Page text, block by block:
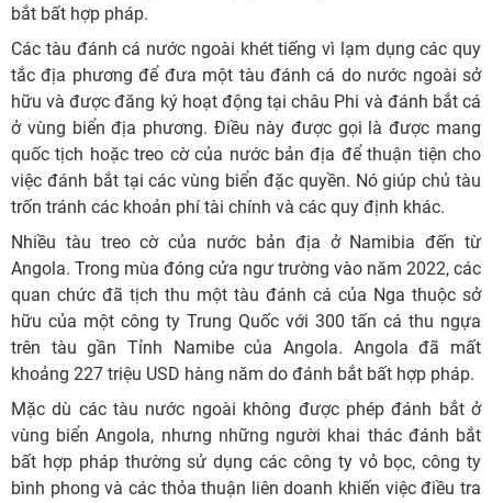
bắt bất hợp pháp.
Các tàu đánh cá nước ngoài khét tiếng vì lạm dụng các quy
tắc địa phương để đưa một tàu đánh cá do nước ngoài sở
hữu và được đăng ký hoạt động tại châu Phi và đánh bắt cá
ở vùng biển địa phương. Điều này được gọi là được mang
quốc tịch hoặc treo cờ của nước bản địa để thuận tiện cho
việc đánh bắt tại các vùng biển đặc quyền. Nó giúp chủ tàu
trốn tránh các khoản phí tài chính và các quy định khác.
Nhiều tàu treo cờ của nước bản địa ở Namibia đến từ
Angola. Trong mùa đóng cửa ngư trường vào năm 2022, các
quan chức đã tịch thu một tàu đánh cá của Nga thuộc sở
hữu của một công ty Trung Quốc với 300 tấn cá thu ngựa
trên tàu gần Tỉnh Namibe của Angola. Angola đã mất
khoảng 227 triệu USD hàng năm do đánh bắt bất hợp pháp.
Mặc dù các tàu nước ngoài không được phép đánh bắt ở
vùng biển Angola, nhưng những người khai thác đánh bắt
bất hợp pháp thường sử dụng các công ty vỏ bọc, công ty
bình phong và các thỏa thuận liên doanh khiến việc điều tra